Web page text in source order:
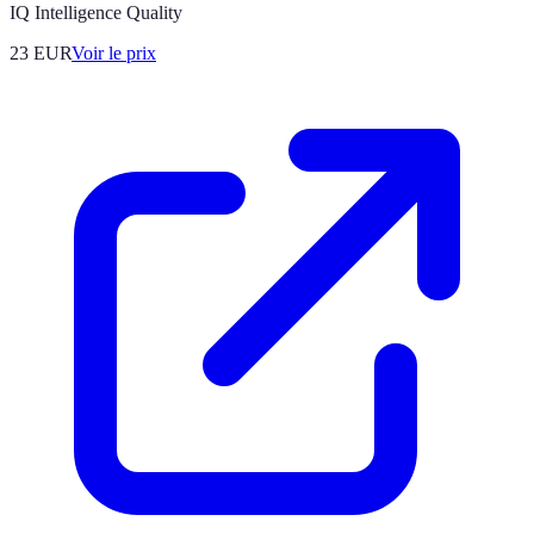
IQ Intelligence Quality
23 EURVoir le prix